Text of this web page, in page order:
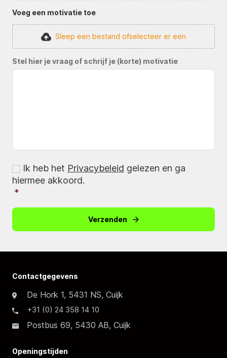
Voeg een motivatie toe
Sleep een bestand ofselecteer er een
Stel hier je vraag of schrijf je (korte) motivatie
Consent *
Ik heb het Privacybeleid gelezen en ga
hiermee akkoord.
*
Verzenden
Contactgegevens
De Hork 1, 5431 NS, Cuijk
+31 (0) 24 358 14 10
Postbus 69, 5430 AB, Cuijk
Openingstijden